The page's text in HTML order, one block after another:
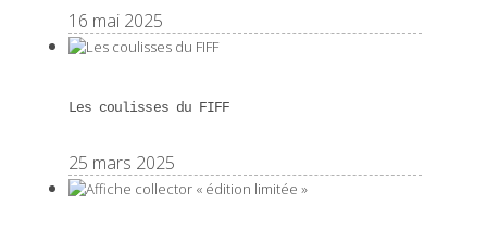
16 mai 2025
Les coulisses du FIFF
25 mars 2025